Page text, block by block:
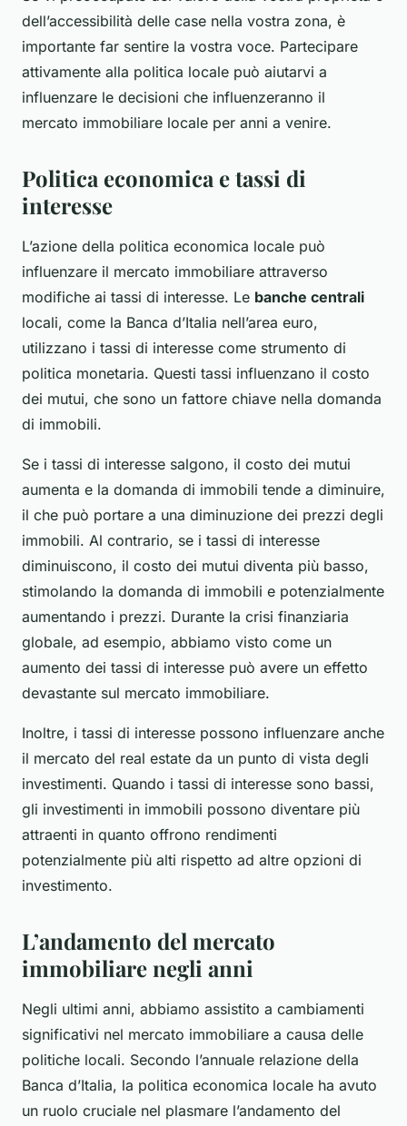
dell’accessibilità delle case nella vostra zona, è
importante far sentire la vostra voce. Partecipare
attivamente alla politica locale può aiutarvi a
influenzare le decisioni che influenzeranno il
mercato immobiliare locale per anni a venire.
Politica economica e tassi di
interesse
L’azione della politica economica locale può
influenzare il mercato immobiliare attraverso
modifiche ai tassi di interesse. Le banche centrali
locali, come la Banca d’Italia nell’area euro,
utilizzano i tassi di interesse come strumento di
politica monetaria. Questi tassi influenzano il costo
dei mutui, che sono un fattore chiave nella domanda
di immobili.
Se i tassi di interesse salgono, il costo dei mutui
aumenta e la domanda di immobili tende a diminuire,
il che può portare a una diminuzione dei prezzi degli
immobili. Al contrario, se i tassi di interesse
diminuiscono, il costo dei mutui diventa più basso,
stimolando la domanda di immobili e potenzialmente
aumentando i prezzi. Durante la crisi finanziaria
globale, ad esempio, abbiamo visto come un
aumento dei tassi di interesse può avere un effetto
devastante sul mercato immobiliare.
Inoltre, i tassi di interesse possono influenzare anche
il mercato del real estate da un punto di vista degli
investimenti. Quando i tassi di interesse sono bassi,
gli investimenti in immobili possono diventare più
attraenti in quanto offrono rendimenti
potenzialmente più alti rispetto ad altre opzioni di
investimento.
L’andamento del mercato
immobiliare negli anni
Negli ultimi anni, abbiamo assistito a cambiamenti
significativi nel mercato immobiliare a causa delle
politiche locali. Secondo l’annuale relazione della
Banca d’Italia, la politica economica locale ha avuto
un ruolo cruciale nel plasmare l’andamento del